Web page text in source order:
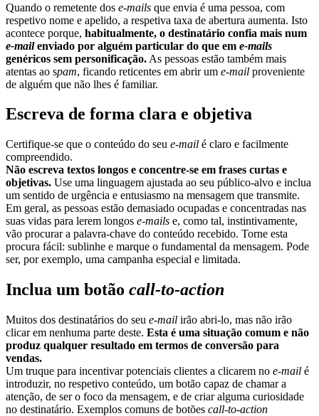
Quando o remetente dos e-mails que envia é uma pessoa, com
respetivo nome e apelido, a respetiva taxa de abertura aumenta. Isto
acontece porque, habitualmente, o destinatário confia mais num
e-mailenviado por alguém particular do que em e-mails
genéricos sem personificação. As pessoas estão também mais
atentas ao spam, ficando reticentes em abrir um e-mail proveniente
de alguém que não lhes é familiar.
Escreva de forma clara e objetiva
Certifique-se que o conteúdo do seu e-mail é claro e facilmente
compreendido.
Não escreva textos longos e concentre-se em frases curtas e
objetivas. Use uma linguagem ajustada ao seu público-alvo e inclua
um sentido de urgência e entusiasmo na mensagem que transmite.
Em geral, as pessoas estão demasiado ocupadas e concentradas nas
suas vidas para lerem longos e-mails e, como tal, instintivamente,
vão procurar a palavra-chave do conteúdo recebido. Torne esta
procura fácil: sublinhe e marque o fundamental da mensagem. Pode
ser, por exemplo, uma campanha especial e limitada.
Inclua um botão call-to-action
Muitos dos destinatários do seu e-mail irão abri-lo, mas não irão
clicar em nenhuma parte deste. Esta é uma situação comum e não
produz qualquer resultado em termos de conversão para
vendas.
Um truque para incentivar potenciais clientes a clicarem no e-mail é
introduzir, no respetivo conteúdo, um botão capaz de chamar a
atenção, de ser o foco da mensagem, e de criar alguma curiosidade
no destinatário. Exemplos comuns de botões call-to-action